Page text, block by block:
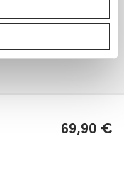
69,90 €